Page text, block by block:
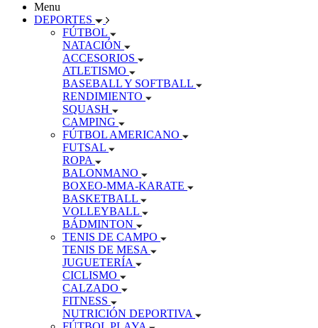
Menu
DEPORTES
FÚTBOL
NATACIÓN
ACCESORIOS
ATLETISMO
BASEBALL Y SOFTBALL
RENDIMIENTO
SQUASH
CAMPING
FÚTBOL AMERICANO
FUTSAL
ROPA
BALONMANO
BOXEO-MMA-KARATE
BASKETBALL
VOLLEYBALL
BÁDMINTON
TENIS DE CAMPO
TENIS DE MESA
JUGUETERÍA
CICLISMO
CALZADO
FITNESS
NUTRICIÓN DEPORTIVA